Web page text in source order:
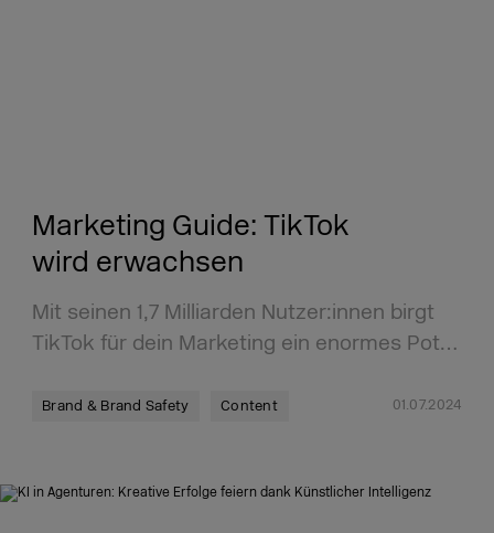
Marketing Guide: TikTok
wird erwachsen
Mit seinen 1,7 Milliarden Nutzer:innen birgt
TikTok für dein Marketing ein enormes Pot…
Brand & Brand Safety Content 01.07.2024